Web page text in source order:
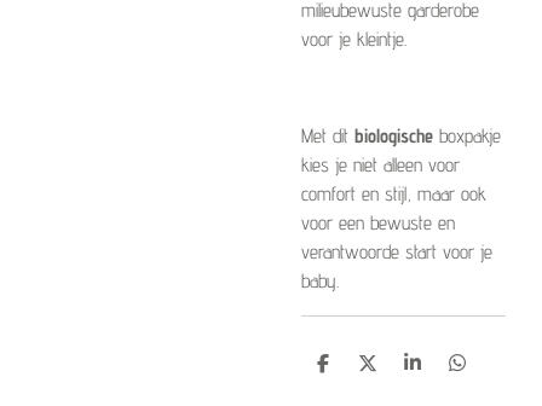
milieubewuste garderobe
voor je kleintje.
Met dit biologische boxpakje
kies je niet alleen voor
comfort en stijl, maar ook
voor een bewuste en
verantwoorde start voor je
baby.
D
D
S
D